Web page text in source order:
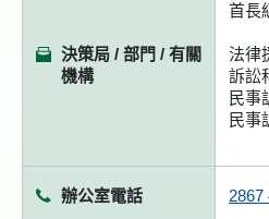
決策局 / 部門 / 有關
機構
首長
法律
訴訟
民事
民事
辦公室電話 2867